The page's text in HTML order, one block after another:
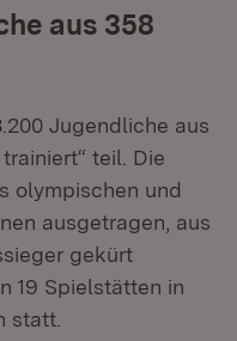
aus 358
Jugendliche aus
teil. Die
olympischen und
ausgetragen, aus
gekürt
19 Spielstätten in
statt.